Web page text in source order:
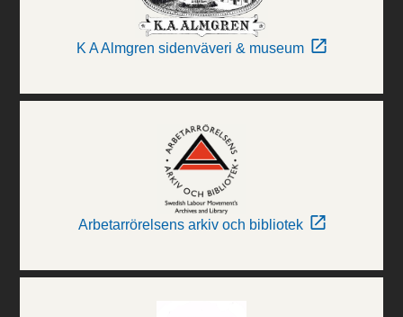
K A Almgren sidenväveri & museum
Arbetarrörelsens arkiv och bibliotek